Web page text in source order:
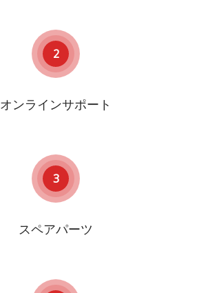
2
オンラインサポート
3
スペアパーツ